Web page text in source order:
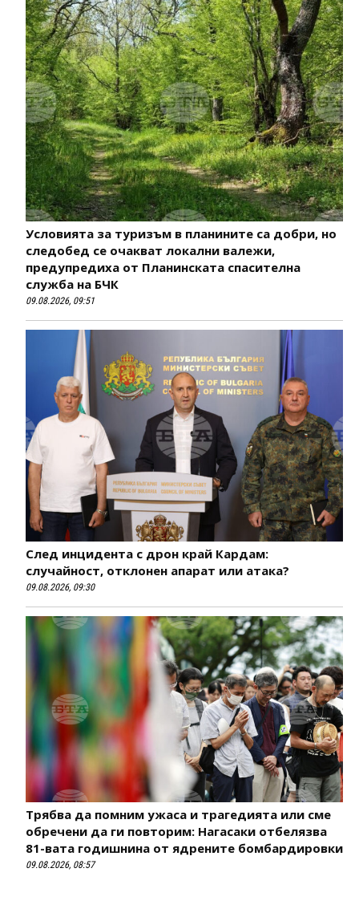
Условията за туризъм в планините са добри, но
следобед се очакват локални валежи,
предупредиха от Планинската спасителна
служба на БЧК
09.08.2026, 09:51
След инцидента с дрон край Кардам:
случайност, отклонен апарат или атака?
09.08.2026, 09:30
Трябва да помним ужаса и трагедията или сме
обречени да ги повторим: Нагасаки отбелязва
81-вата годишнина от ядрените бомбардировки
09.08.2026, 08:57